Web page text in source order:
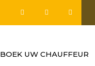
BOEK UW CHAUFFEUR